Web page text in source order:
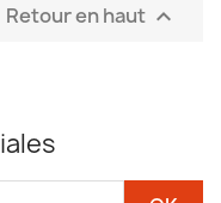
Retour en haut 